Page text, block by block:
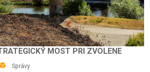
MOST PRI ZVOLENE
Správy